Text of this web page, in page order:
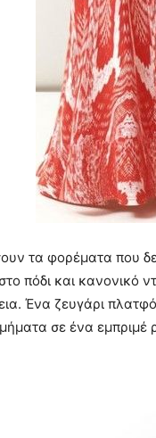
τα φορέματα που
πόδι και κανονικό
Ένα ζευγάρι
σε ένα εμπριμέ